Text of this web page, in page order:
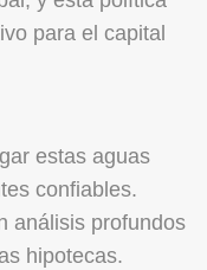
para el capital
estas aguas
confiables.
análisis profundos
hipotecas.